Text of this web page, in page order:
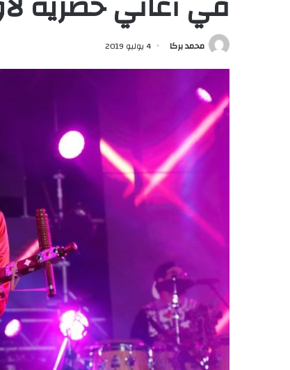
محمد بركا 4 يوليو 2019